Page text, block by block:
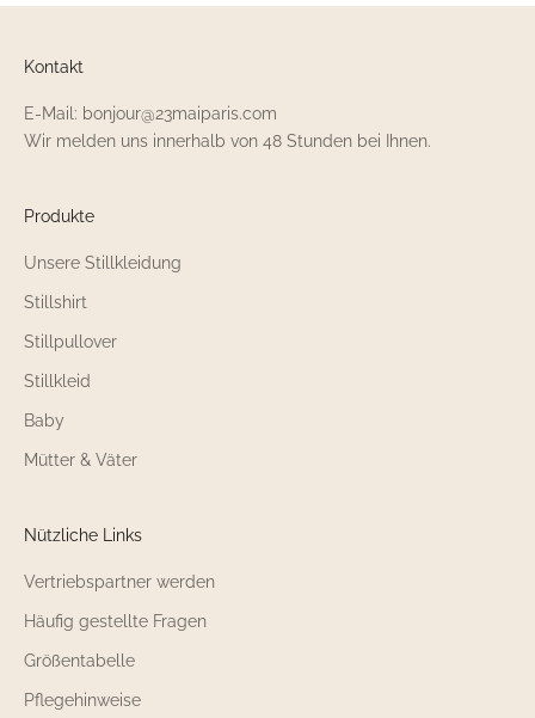
Kontakt
E-Mail: bonjour@23maiparis.com
Wir melden uns innerhalb von 48 Stunden bei Ihnen.
Produkte
Unsere Stillkleidung
Stillshirt
Stillpullover
Stillkleid
Baby
Mütter & Väter
Nützliche Links
Vertriebspartner werden
Häufig gestellte Fragen
Größentabelle
Pflegehinweise